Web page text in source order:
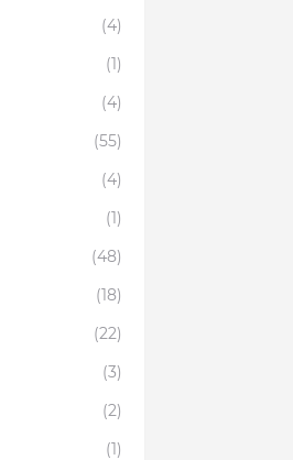
(4)
(1)
(4)
(55)
(4)
(1)
(48)
(18)
(22)
(3)
(2)
(1)